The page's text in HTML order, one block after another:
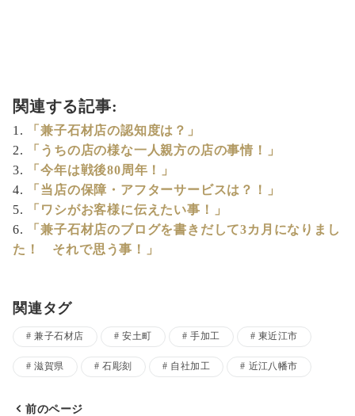
関連する記事:
「兼子石材店の認知度は？」
「うちの店の様な一人親方の店の事情！」
「今年は戦後80周年！」
「当店の保障・アフターサービスは？！」
「ワシがお客様に伝えたい事！」
「兼子石材店のブログを書きだして3カ月になりまし
た！ それで思う事！」
関連タグ
兼子石材店 安土町 手加工 東近江市
滋賀県 石彫刻 自社加工 近江八幡市
前のページ